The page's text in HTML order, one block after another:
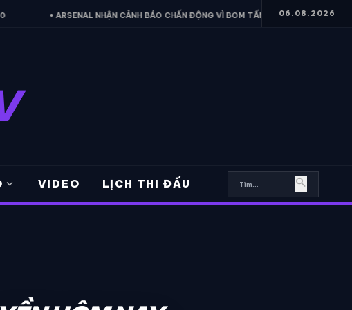
ARSENAL NHẬN CẢNH BÁO CHẤN ĐỘNG VÌ BOM TẤN VINICIUS • VỪA ĐẾN
06.08.2026
expand_more VIDEO LỊCH THI ĐẤU search